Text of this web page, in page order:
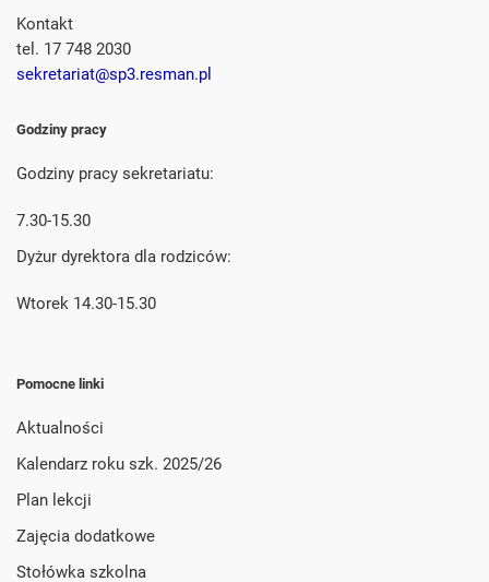
Kontakt
tel. 17 748 2030
sekretariat@sp3.resman.pl
Godziny pracy
Godziny pracy sekretariatu:
7.30-15.30
Dyżur dyrektora dla rodziców:
Wtorek 14.30-15.30
Pomocne linki
Aktualności
Kalendarz roku szk. 2025/26
Plan lekcji
Zajęcia dodatkowe
Stołówka szkolna